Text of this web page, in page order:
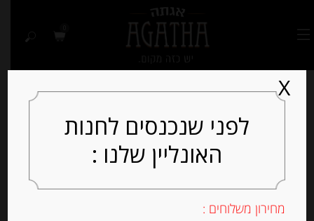
לפני שנכנסים לחנות
האונליין שלנו :
מחירון משלוחים :
X